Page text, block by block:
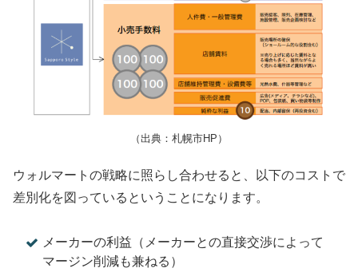
（出典：札幌市HP）
ウォルマートの戦略に照らし合わせると、以下のコストで
差別化を図っているということになります。
メーカーの利益（メーカーとの直接交渉によって
マージン削減も兼ねる）